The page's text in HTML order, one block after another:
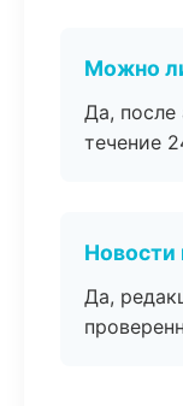
Можно
Да, после
течение
Новости
Да,